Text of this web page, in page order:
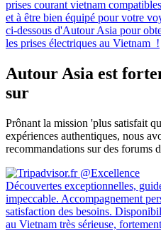
prises courant vietnam
et à être bien équipé pour votre
ci-dessous d'Autour Asia pour
les prises électriques au Vietnam !
Autour Asia est
sur
Prônant la mission 'plus satisfait
expériences authentiques, nous
recommandations sur des forums
Découvertes exceptionnelles,
impeccable. Accompagnement
satisfaction des besoins.
au Vietnam très sérieuse,